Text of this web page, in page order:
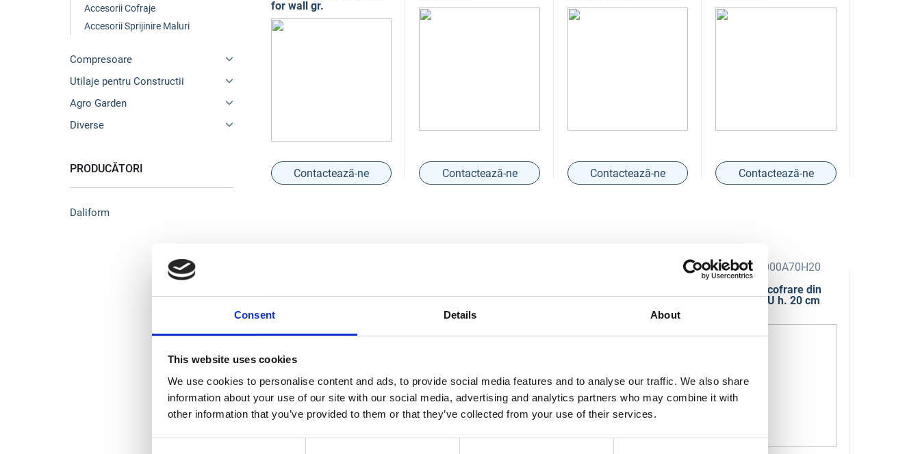
Consent Details About
This website uses cookies
We use cookies to personalise content and ads, to provide social media features and to analyse our traffic. We also share
information about your use of our site with our social media, advertising and analytics partners who may combine it with
other information that you’ve provided to them or that they’ve collected from your use of their services.
Accesorii Cofraje
Accesorii Sprijinire Maluri
Compresoare
Utilaje pentru Constructii
Agro Garden
Diverse
PRODUCĂTORI
Daliform
for wall gr.
Contactează-ne Contactează-ne Contactează-ne Contactează-ne
plastic TIMPANO
71 cm TUBO Ø110mm
plastic IGLU’ GREEN
ROOF h.05 cm
57,8×57,8 cm
plastic MENSOLA
ATLANTIS h.15 cm 71 x
COD:CG0000A70H20
Sistem de cofrare din
plastic IGLU h. 20 cm